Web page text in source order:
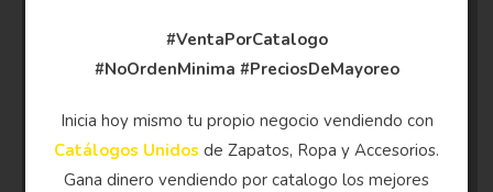
#VentaPorCatalogo
#NoOrdenMinima #PreciosDeMayoreo
Inicia hoy mismo tu propio negocio vendiendo con
Catálogos Unidos de Zapatos, Ropa y Accesorios.
Gana dinero vendiendo por catalogo los mejores